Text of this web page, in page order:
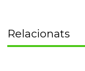
Relacionats